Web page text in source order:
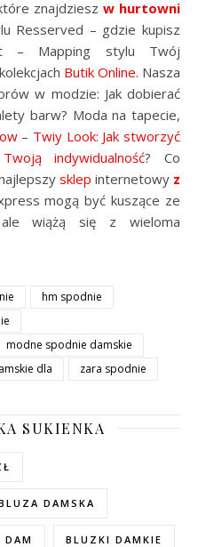
znajdzieszw hurtowni
Resserved – gdzie kupisz
– Mapping stylu Twój
kolekcjach Butik Online. Nasza
w modzie: Jak dobierać
barw? Moda na tapecie,
– Twiy Look: Jak stworzyć
indywidualność? Co
sklep internetowy z
mogą być kuszące ze
wiążą się z wieloma
hm spodnie
modne spodnie damskie
dla zara spodnie
SUKIENKA
DAMSKA
DAM BLUZKI DAMKIE